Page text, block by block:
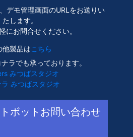
デモ管理画面のURLをお送りい
たします。
にお問合せください。
他製品はこちら
ラでも承っております。
みつばスタジオ
ラ みつばスタジオ